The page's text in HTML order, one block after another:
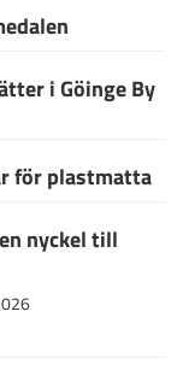
i Göinge By
för plastmatta
nyckel till